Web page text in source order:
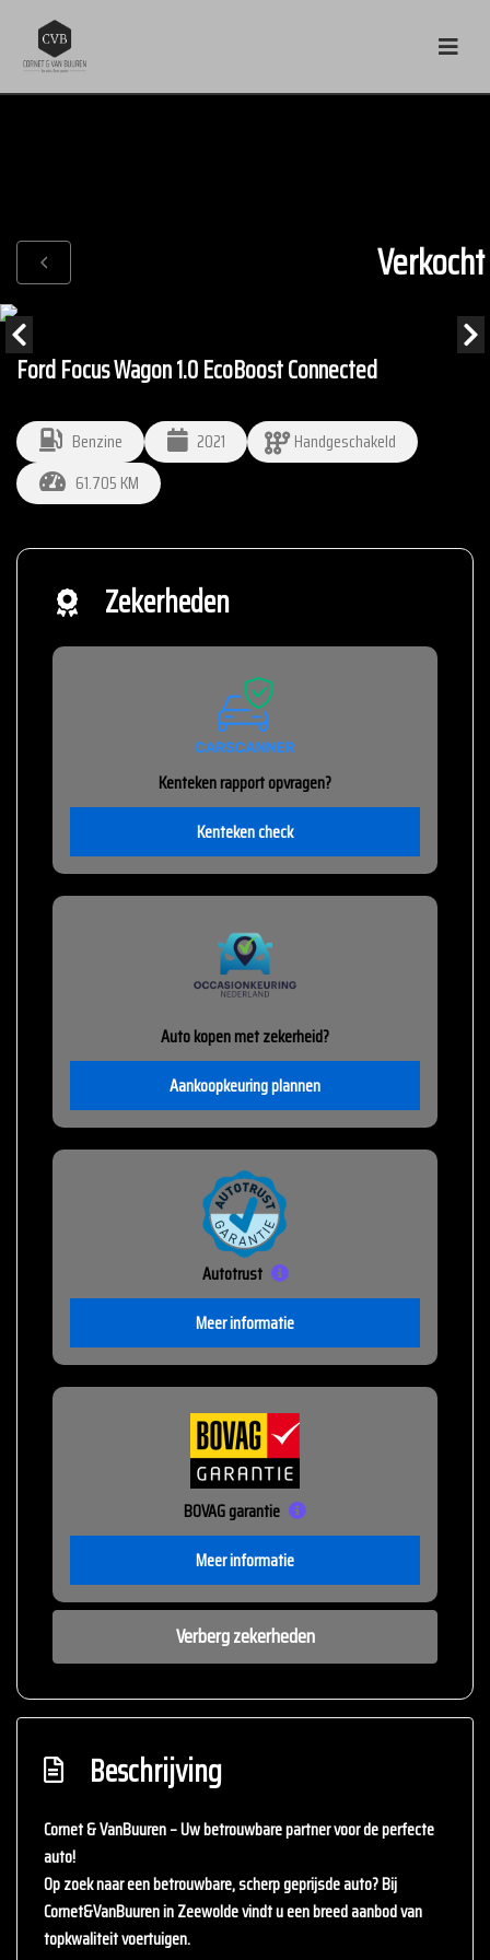
Verkocht
Ford Focus Wagon 1.0 EcoBoost Connected
Benzine 2021
Handgeschakeld
61.705 KM
Zekerheden
Kenteken rapport opvragen?
Kenteken check
Auto kopen met zekerheid?
Aankoopkeuring plannen
Autotrust
Meer informatie
BOVAG garantie
Meer informatie
Verberg zekerheden
Beschrijving
Cornet & VanBuuren – Uw betrouwbare partner voor de perfecte
auto!
Op zoek naar een betrouwbare, scherp geprijsde auto? Bij
Cornet&VanBuurenin Zeewolde vindt u een breed aanbod van
topkwaliteit voertuigen.